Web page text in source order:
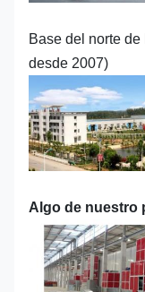
Base del norte
desde 2007)
Algo de nuestro